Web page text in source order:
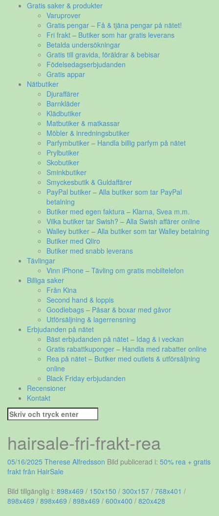
Gratis saker & produkter
Varuprover
Gratis pengar – Få & tjäna pengar på nätet!
Fri frakt – Butiker som har gratis leverans
Betalda undersökningar
Gratis till gravida, föräldrar & bebisar
Födelsedagserbjudanden
Gratis appar
Nätbutiker
Djuraffärer
Barnkläder
Klädbutiker
Matbutiker & matkassar
Möbler & inredningsbutiker
Parfymbutiker – Handla billig parfym på nätet
Prylbutiker
Skobutiker
Sminkbutiker
Smyckesbutik & Guldaffärer
PayPal butiker – Alla butiker som tar PayPal
betalning
Butiker med egen faktura – Klarna, Svea m.m.
Vilka butiker tar Swish? – Alla Swish affärer online
Walley butiker – Alla butiker som tar Walley betalning
Butiker med Qliro
Butiker med snabb leverans
Tävlingar
Vinn iPhone – Tävling om gratis mobiltelefon
Billiga saker
Från Kina
Second hand & loppis
Goodiebags – Påsar & boxar med gåvor
Utförsäljning & lagerrensning
Erbjudanden på nätet
Bäst erbjudanden på nätet – Idag & i veckan
Gratis rabattkuponger – Handla med rabatter online
Rea på nätet – Butiker med outlets & utförsäljning
online
Black Friday erbjudanden
Recensioner
Kontakt
Sök
efter:
hairsale-fri-frakt-rea
05/16/2025 Therese Alfredsson Bild publicerad i: 50% rea + gratis
frakt från HairSale
Bild tillgänglig i: 898x469 / 150x150 / 300x157 / 768x401 /
898x469 / 898x469 / 898x469 / 600x400 / 820x428